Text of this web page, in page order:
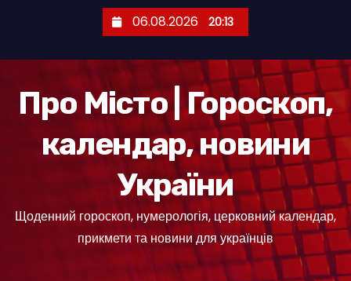
06.08.2026 20:13
Про Місто | Гороскоп,
календар, новини
України
Щоденний гороскоп, нумерологія, церковний календар,
прикмети та новини для українців